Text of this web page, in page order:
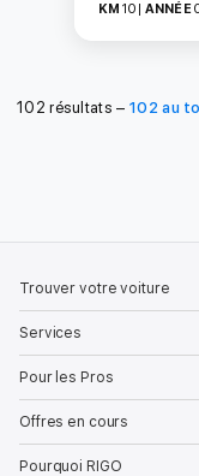
KM 10 | ANNÉE
102 résultats – 102 au
page
Garage
RIGO
Trouver votre voiture
Services
Pour les Pros
Offres en cours
Pourquoi RIGO